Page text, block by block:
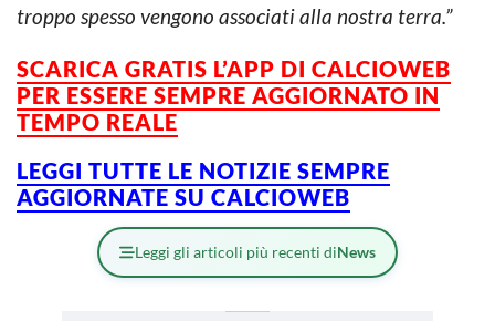
troppo spesso vengono associati alla nostra terra.”
SCARICA GRATIS L’APP DI CALCIOWEB
PER ESSERE SEMPRE AGGIORNATO IN
TEMPO REALE
LEGGI TUTTE LE NOTIZIE SEMPRE
AGGIORNATE SU CALCIOWEB
Leggi gli articoli più recenti diNews